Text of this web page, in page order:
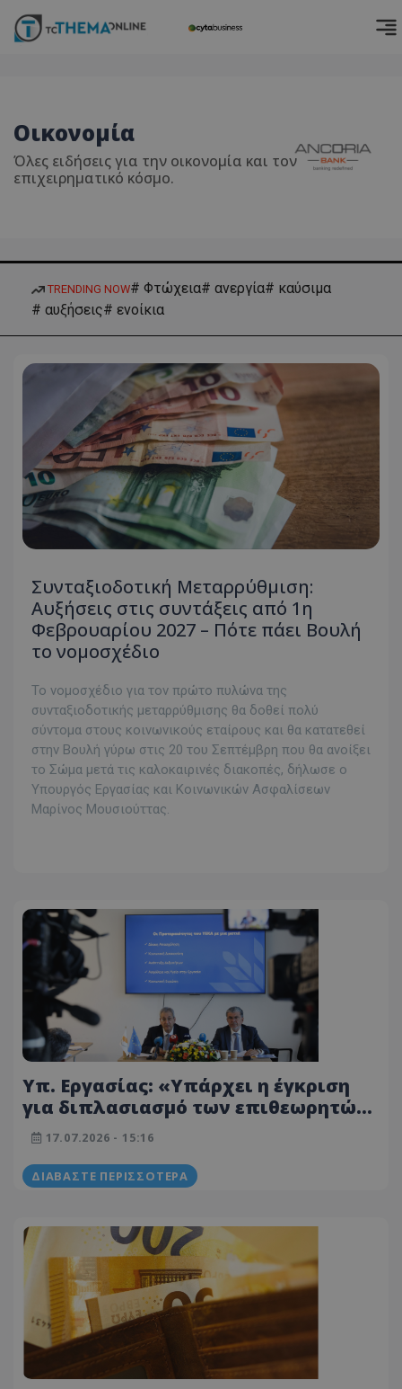
Οικονομία
Όλες ειδήσεις για την οικονομία και τον
επιχειρηματικό κόσμο.
TRENDING NOW# Φτώχεια# ανεργία# καύσιμα
# αυξήσεις# ενοίκια
Συνταξιοδοτική Μεταρρύθμιση:
Αυξήσεις στις συντάξεις από 1η
Φεβρουαρίου 2027 – Πότε πάει Βουλή
το νομοσχέδιο
Το νομοσχέδιο για τον πρώτο πυλώνα της
συνταξιοδοτικής μεταρρύθμισης θα δοθεί πολύ
σύντομα στους κοινωνικούς εταίρους και θα κατατεθεί
στην Βουλή γύρω στις 20 του Σεπτέμβρη που θα ανοίξει
το Σώμα μετά τις καλοκαιρινές διακοπές, δήλωσε ο
Υπουργός Εργασίας και Κοινωνικών Ασφαλίσεων
Μαρίνος Μουσιούττας.
Υπ. Εργασίας: «Υπάρχει η έγκριση
για διπλασιασμό των επιθεωρητών
για αδήλωτη εργασία»
17.07.2026 - 15:16
ΔΙΑΒΆΣΤΕ ΠΕΡΙΣΣΌΤΕΡΑ